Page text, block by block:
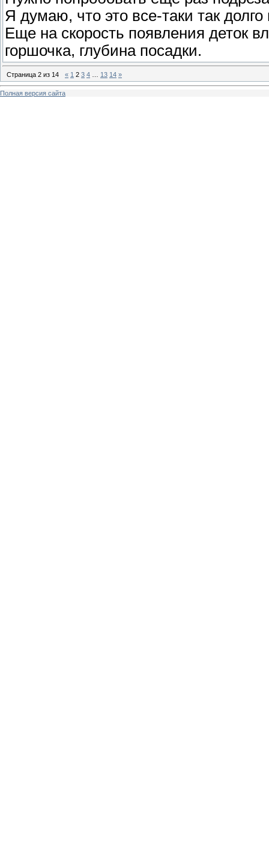
Я думаю, что это все-таки так
Еще на скорость появления деток
горшочка, глубина посадки.
Страница 2 из 14 « 1 2 3 4 13 14 »
Полная версия сайта